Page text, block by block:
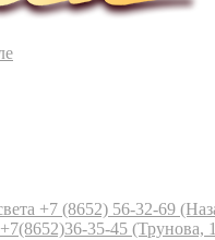
+7 (8652) 56-32-69
35-45 (Трунова,